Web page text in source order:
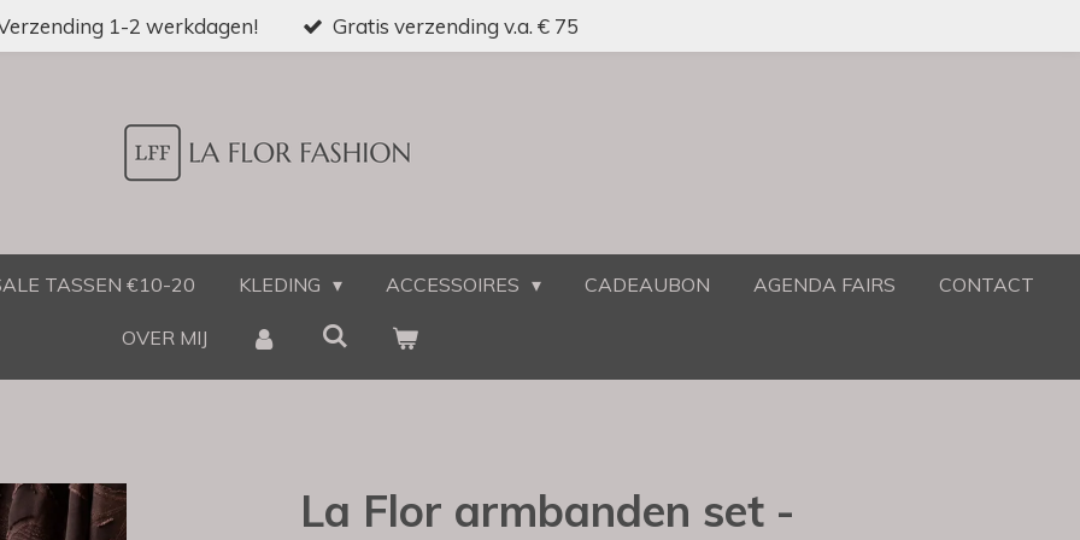
1-2 werkdagen! Gratis verzending v.a. € 75
TASSEN €10-20 KLEDING ACCESSOIRES CADEAUBON AGENDA FAIRS CONTACT
OVER MIJ
La Flor armbanden set -